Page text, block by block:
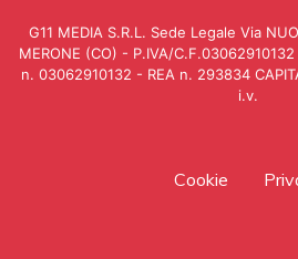
G11 MEDIA S.R.L. Sede Legale Via
MERONE (CO) - P.IVA/
n. 03062910132 - REA n. 293834
i.v.
Cookie